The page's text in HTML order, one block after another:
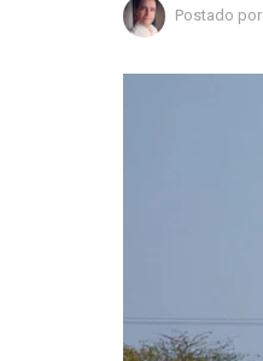
Postado por